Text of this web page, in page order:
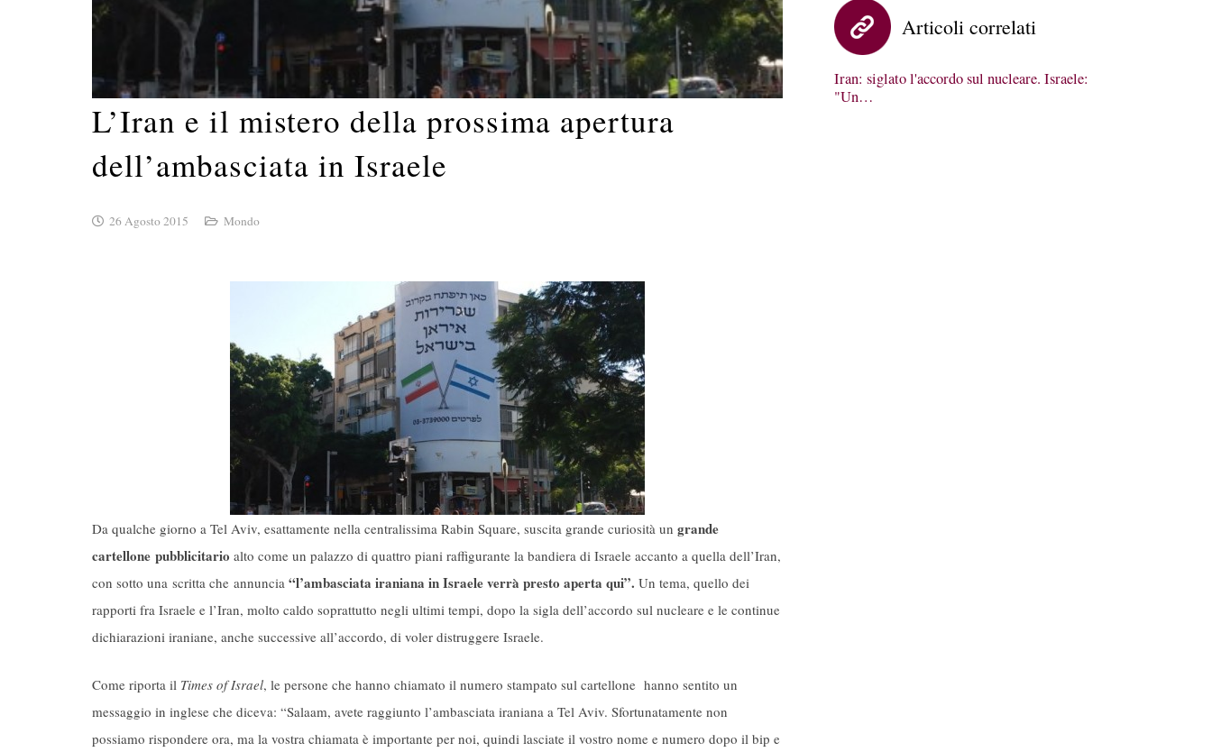
L’Iran e il mistero della prossima apertura
dell’ambasciata in Israele
26 Agosto 2015 Mondo
Da qualche giorno a Tel Aviv, esattamente nella centralissima Rabin Square, suscita grande curiosità un grande
cartellone pubblicitario alto come un palazzo di quattro piani raffigurante la bandiera di Israele accanto a quella dell’Iran,
con sotto una scritta che annuncia “l’ambasciata iraniana in Israele verrà presto aperta qui”. Un tema, quello dei
rapporti fra Israele e l’Iran, molto caldo soprattutto negli ultimi tempi, dopo la sigla dell’accordo sul nucleare e le continue
dichiarazioni iraniane, anche successive all’accordo, di voler distruggere Israele.
Come riporta il Times of Israel, le persone che hanno chiamato il numero stampato sul cartellone hanno sentito un
messaggio in inglese che diceva: “Salaam, avete raggiunto l’ambasciata iraniana a Tel Aviv. Sfortunatamente non
possiamo rispondere ora, ma la vostra chiamata è importante per noi, quindi lasciate il vostro nome e numero dopo il bip e
Articoli correlati
Iran: siglato l'accordo sul nucleare. Israele:
"Un…